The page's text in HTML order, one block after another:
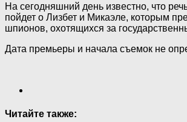
На сегодняшний день известно, что
пойдет о Лизбет и Микаэле, которым
шпионов, охотящихся за
Дата премьеры и начала съемок не
Читайте также: